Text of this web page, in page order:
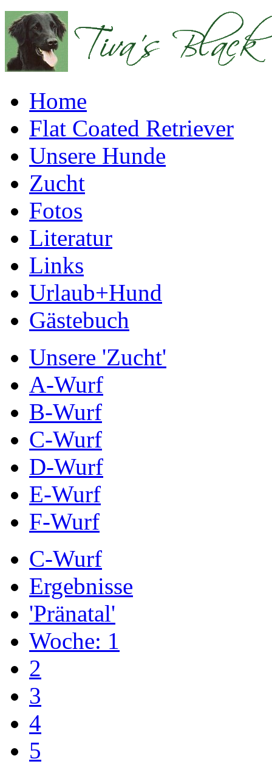
Home
Flat Coated Retriever
Unsere Hunde
Zucht
Fotos
Literatur
Links
Urlaub+Hund
Gästebuch
Unsere 'Zucht'
A-Wurf
B-Wurf
C-Wurf
D-Wurf
E-Wurf
F-Wurf
C-Wurf
Ergebnisse
'Pränatal'
Woche: 1
2
3
4
5